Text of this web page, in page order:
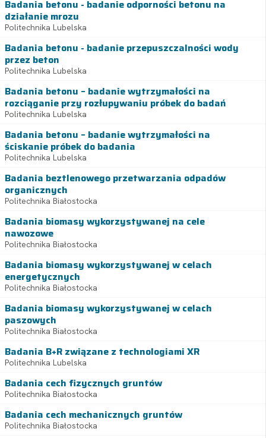
Badania betonu - badanie odporności betonu na
działanie mrozu
Politechnika Lubelska
Badania betonu - badanie przepuszczalności wody
przez beton
Politechnika Lubelska
Badania betonu – badanie wytrzymałości na
rozciąganie przy rozłupywaniu próbek do badań
Politechnika Lubelska
Badania betonu – badanie wytrzymałości na
ściskanie próbek do badania
Politechnika Lubelska
Badania beztlenowego przetwarzania odpadów
organicznych
Politechnika Białostocka
Badania biomasy wykorzystywanej na cele
nawozowe
Politechnika Białostocka
Badania biomasy wykorzystywanej w celach
energetycznych
Politechnika Białostocka
Badania biomasy wykorzystywanej w celach
paszowych
Politechnika Białostocka
Badania B+R związane z technologiami XR
Politechnika Lubelska
Badania cech fizycznych gruntów
Politechnika Białostocka
Badania cech mechanicznych gruntów
Politechnika Białostocka